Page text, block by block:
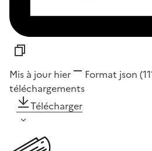
Mis à jour hier Format json
téléchargements
Télécharger